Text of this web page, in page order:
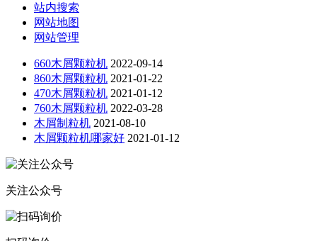
站内搜索
网站地图
网站管理
660木屑颗粒机 2022-09-14
860木屑颗粒机 2021-01-22
470木屑颗粒机 2021-01-12
760木屑颗粒机 2022-03-28
木屑制粒机 2021-08-10
木屑颗粒机哪家好 2021-01-12
关注公众号